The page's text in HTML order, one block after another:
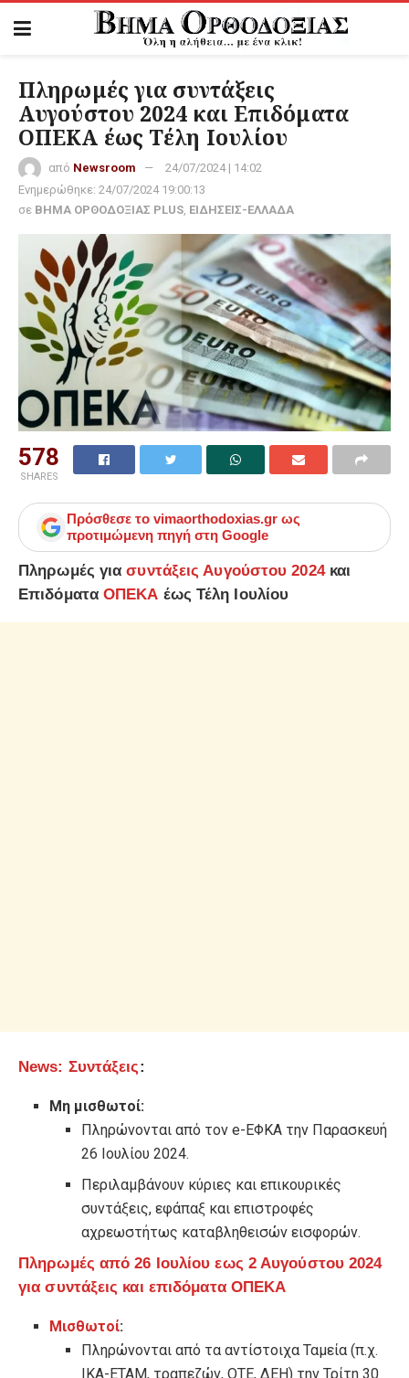
Πληρωμές για συντάξεις
Αυγούστου 2024 και Επιδόματα
ΟΠΕΚΑ έως Τέλη Ιουλίου
από Newsroom
24/07/2024 | 14:02
Ενημερώθηκε: 24/07/2024 19:00:13
σε ΒΗΜΑ ΟΡΘΟΔΟΞΙΑΣ PLUS, ΕΙΔΗΣΕΙΣ-ΕΛΛΑΔΑ
578
SHARES
Πρόσθεσε το vimaorthodoxias.gr ως
προτιμώμενη πηγή στη Google
Πληρωμές γιασυντάξεις Αυγούστου 2024και
Επιδόματα ΟΠΕΚΑ έως Τέλη Ιουλίου
News: Συντάξεις:
Μη μισθωτοί:
Πληρώνονται από τον e-ΕΦΚΑ την Παρασκευή
26 Ιουλίου 2024.
Περιλαμβάνουν κύριες και επικουρικές
συντάξεις, εφάπαξ και επιστροφές
αχρεωστήτως καταβληθεισών εισφορών.
Πληρωμές από 26 Ιουλίου εως 2 Αυγούστου 2024
για συντάξεις και επιδόματα ΟΠΕΚΑ
Μισθωτοί:
Πληρώνονται από τα αντίστοιχα Ταμεία (π.χ.
ΙΚΑ-ΕΤΑΜ, τραπεζών, ΟΤΕ, ΔΕΗ) την Τρίτη 30